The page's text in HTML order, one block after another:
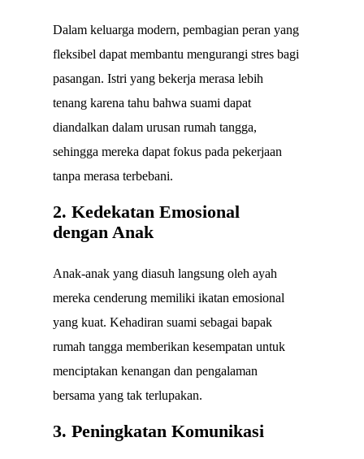
Dalam keluarga modern, pembagian peran yang
fleksibel dapat membantu mengurangi stres bagi
pasangan. Istri yang bekerja merasa lebih
tenang karena tahu bahwa suami dapat
diandalkan dalam urusan rumah tangga,
sehingga mereka dapat fokus pada pekerjaan
tanpa merasa terbebani.
2. Kedekatan Emosional
dengan Anak
Anak-anak yang diasuh langsung oleh ayah
mereka cenderung memiliki ikatan emosional
yang kuat. Kehadiran suami sebagai bapak
rumah tangga memberikan kesempatan untuk
menciptakan kenangan dan pengalaman
bersama yang tak terlupakan.
3. Peningkatan Komunikasi